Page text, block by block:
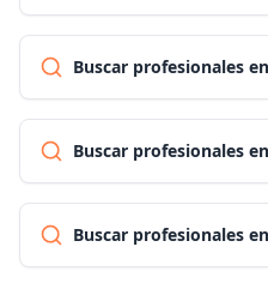
Buscar profesionales
Buscar profesionales
Buscar profesionales